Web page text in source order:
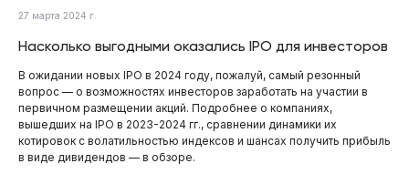
27 марта 2024 г.
Насколько выгодными оказались IPO для инвесторов
В ожидании новых IPO в 2024 году, пожалуй, самый резонный
вопрос — о возможностях инвесторов заработать на участии в
первичном размещении акций. Подробнее о компаниях,
вышедших на IPO в 2023-2024 гг., сравнении динамики их
котировок с волатильностью индексов и шансах получить прибыль
в виде дивидендов — в обзоре.